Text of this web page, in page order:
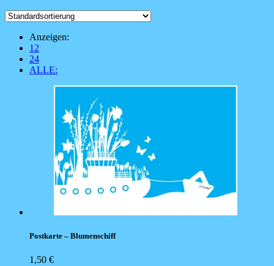
Anzeigen:
12
24
ALLE:
Postkarte – Blumenschiff
1,50 €